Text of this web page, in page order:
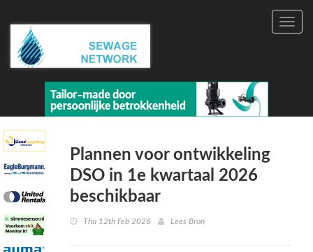
Plannen voor ontwikkeling
DSO in 1e kwartaal 2026
beschikbaar
Thu 12th Feb 2026 Lees Bron